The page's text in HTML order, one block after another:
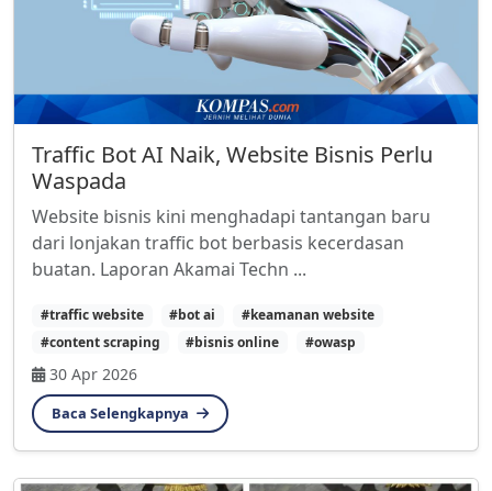
Traffic Bot AI Naik, Website Bisnis Perlu
Waspada
Website bisnis kini menghadapi tantangan baru
dari lonjakan traffic bot berbasis kecerdasan
buatan. Laporan Akamai Techn ...
#traffic website #bot ai
#keamanan website
#content scraping
#bisnis online #owasp
30 Apr 2026
Baca Selengkapnya